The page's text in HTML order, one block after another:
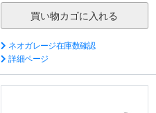
ネオガレージ在庫数確認
詳細ページ